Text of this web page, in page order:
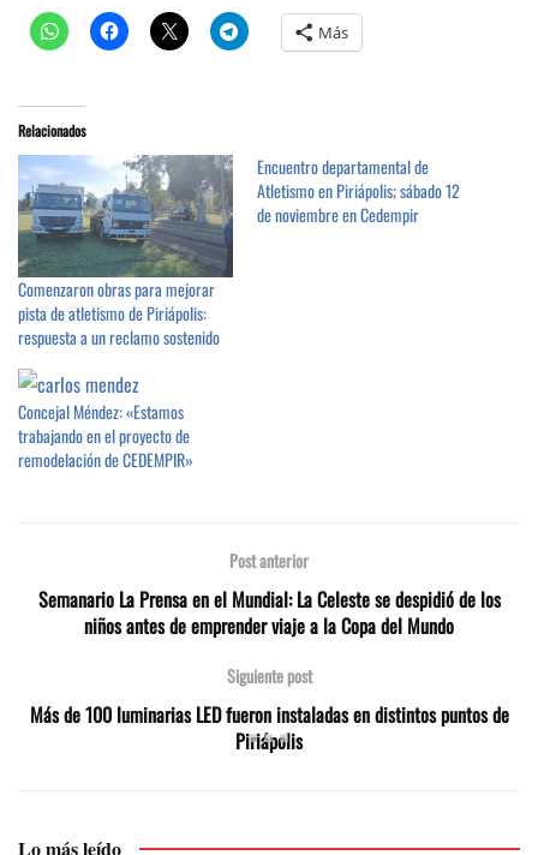
Más
Relacionados
Comenzaron obras para mejorar
pista de atletismo de Piriápolis:
respuesta a un reclamo sostenido
Encuentro departamental de
Atletismo en Piriápolis; sábado 12
de noviembre en Cedempir
Concejal Méndez: «Estamos
trabajando en el proyecto de
remodelación de CEDEMPIR»
Post anterior
Semanario La Prensa en el Mundial: La Celeste se despidió de los
niños antes de emprender viaje a la Copa del Mundo
Siguiente post
Más de 100 luminarias LED fueron instaladas en distintos puntos de
Piriápolis
Lo más leído